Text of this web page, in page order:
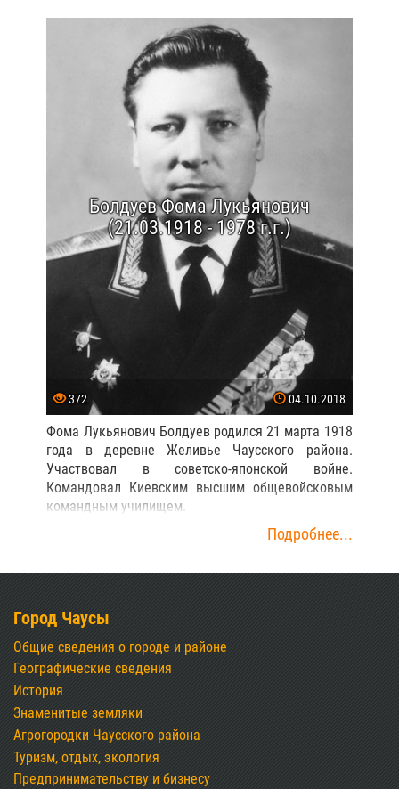
Болдуев Фома Лукьянович
(21.03.1918 - 1978 г.г.)
372 04.10.2018
Фома Лукьянович Болдуев родился 21 марта 1918
года в деревне Желивье Чаусского района.
Участвовал в советско-японской войне.
Командовал Киевским высшим общевойсковым
командным училищем.
Подробнее...
Город Чаусы
Общие сведения о городе и районе
Географические сведения
История
Знаменитые земляки
Агрогородки Чаусского района
Туризм, отдых, экология
Предпринимательству и бизнесу